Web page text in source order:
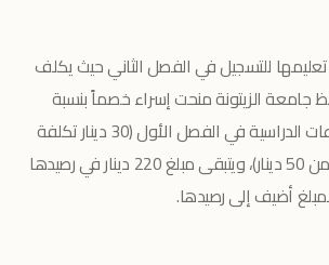
للتسجيل في الفصل الثاني حيث يكلف
جامعة الزيتونة منحت إسراء خصماً بنسبة
40٪ على رسوم الساعات الدراسية في الفصل الأول (30 دينار تكلفة
الساعة الدراسية بدلاً من 50 دينار)، ويتبقى مبلغ 220 دينار في رصيدها
أضيف إلى رصيدها.